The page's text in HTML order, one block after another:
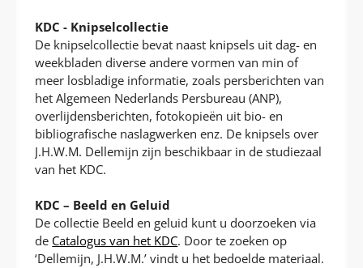
KDC - Knipselcollectie
De knipselcollectie bevat naast knipsels uit dag- en
weekbladen diverse andere vormen van min of
meer losbladige informatie, zoals persberichten van
het Algemeen Nederlands Persbureau (ANP),
overlijdensberichten, fotokopieën uit bio- en
bibliografische naslagwerken enz. De knipsels over
J.H.W.M. Dellemijn zijn beschikbaar in de studiezaal
van het KDC.
KDC – Beeld en Geluid
De collectie Beeld en geluid kunt u doorzoeken via
de Catalogus van het KDC. Door te zoeken op
‘Dellemijn, J.H.W.M.’ vindt u het bedoelde materiaal.